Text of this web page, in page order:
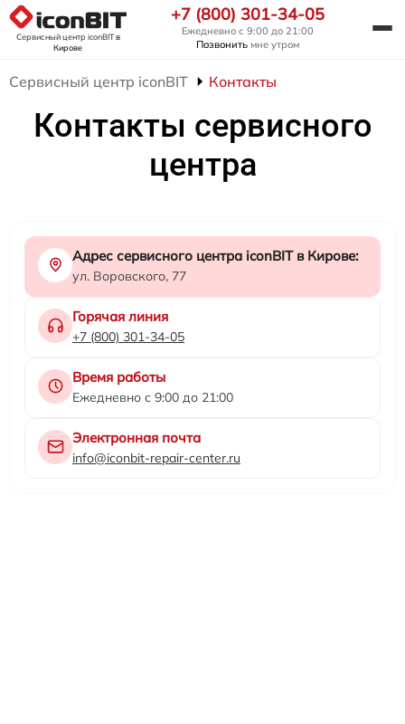
Сервисный центр iconBITв
Кирове
+7 (800) 301-34-05
Ежедневно с 9:00 до 21:00
Позвонить мне утром
Сервисный центр iconBIT Контакты
Контакты сервисного
центра
Адрес сервисного центра iconBIT в Кирове:
ул. Воровского, 77
Горячая линия
+7 (800) 301-34-05
Время работы
Ежедневно с 9:00 до 21:00
Электронная почта
info@iconbit-repair-center.ru